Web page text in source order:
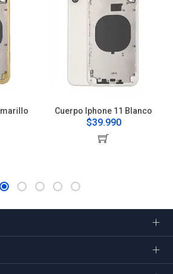
Cuerpo Iphone 11 Blanco
$39.990